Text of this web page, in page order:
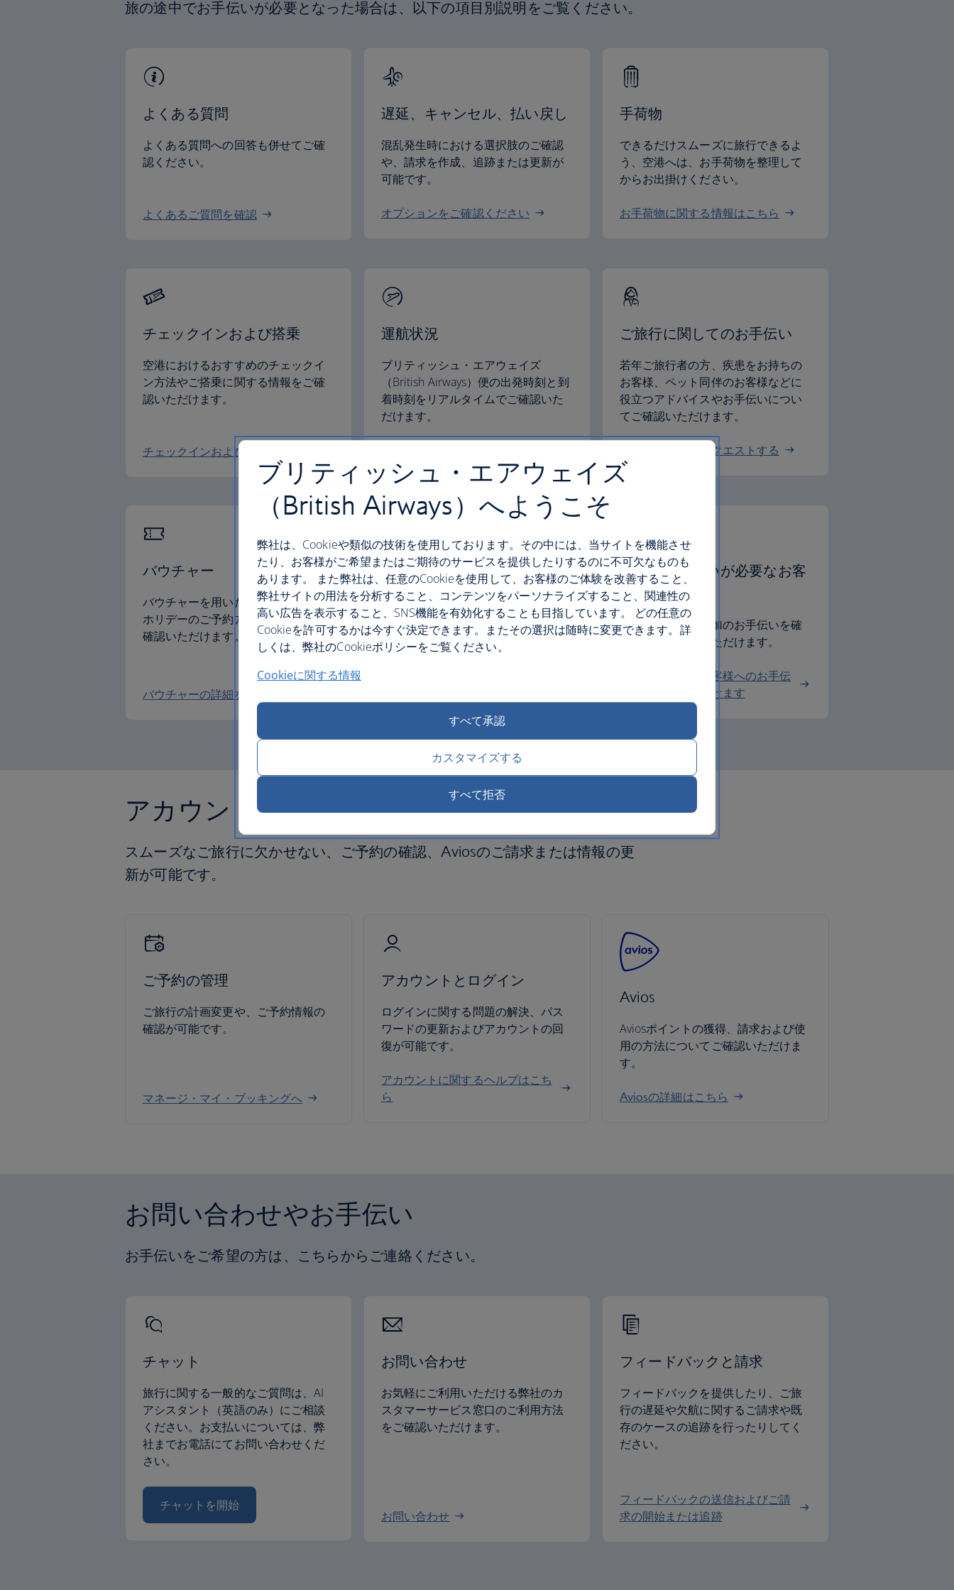
旅の途中でお手伝いが必要となった場合は、以下の項目別説明をご覧ください。
よくある質問
よくある質問への回答も併せてご確
認ください。
よくあるご質問を確認
遅延、キャンセル、払い戻し
混乱発生時における選択肢のご確認
や、請求を作成、追跡または更新が
可能です。
オプションをご確認ください
手荷物
できるだけスムーズに旅行できるよ
う、空港へは、お手荷物を整理して
からお出掛けください。
お手荷物に関する情報はこちら
チェックインおよび搭乗
空港におけるおすすめのチェックイ
ン方法やご搭乗に関する情報をご確
認いただけます。
チェックインおよび搭乗
運航状況
ブリティッシュ・エアウェイズ
（British Airways）便の出発時刻と到
着時刻をリアルタイムでご確認いた
だけます。
ご旅行に関してのお手伝い
若年ご旅行者の方、疾患をお持ちの
お客様、ペット同伴のお客様などに
役立つアドバイスやお手伝いについ
てご確認いただけます。
旅行サポートをリクエストする
バウチャー
バウチャーを用いたご希望便または
ホリデーのご予約方法についてをご
確認いただけます。
バウチャーの詳細を見る
パスポート、ビザ、入国条件
ご旅行に必要な書類についてご確認
いただけます。
特別なお手伝いが必要なお客
様
ご旅行に必要な追加のお手伝いを確
認し、手配していただけます。
お体の不自由なお客様へのお手伝
いをご依頼いただけます
アカウントの管理
スムーズなご旅行に欠かせない、ご予約の確認、Aviosのご請求または情報の更
新が可能です。
ご予約の管理
ご旅行の計画変更や、ご予約情報の
確認が可能です。
マネージ・マイ・ブッキングへ
アカウントとログイン
ログインに関する問題の解決、パス
ワードの更新およびアカウントの回
復が可能です。
アカウントに関するヘルプはこち
ら
Avios
Aviosポイントの獲得、請求および使
用の方法についてご確認いただけま
す。
Aviosの詳細はこちら
お問い合わせやお手伝い
お手伝いをご希望の方は、こちらからご連絡ください。
チャット
旅行に関する一般的なご質問は、AI
アシスタント（英語のみ）にご相談
ください。お支払いについては、弊
社までお電話にてお問い合わせくだ
さい。
チャットを開始
お問い合わせ
お気軽にご利用いただける弊社のカ
スタマーサービス窓口のご利用方法
をご確認いただけます。
お問い合わせ
フィードバックと請求
フィードバックを提供したり、ご旅
行の遅延や欠航に関するご請求や既
存のケースの追跡を行ったりしてく
ださい。
フィードバックの送信およびご請
求の開始または追跡
ブリティッシュ・エアウェイズ
（British Airways）へようこそ
弊社は、Cookieや類似の技術を使用しております。その中には、当サイトを機能させ
たり、お客様がご希望またはご期待のサービスを提供したりするのに不可欠なものも
あります。 また弊社は、任意のCookieを使用して、お客様のご体験を改善すること、
弊社サイトの用法を分析すること、コンテンツをパーソナライズすること、関連性の
高い広告を表示すること、SNS機能を有効化することも目指しています。 どの任意の
Cookieを許可するかは今すぐ決定できます。またその選択は随時に変更できます。詳
しくは、弊社のCookieポリシーをご覧ください。
Cookieに関する情報
すべて承認
カスタマイズする
すべて拒否